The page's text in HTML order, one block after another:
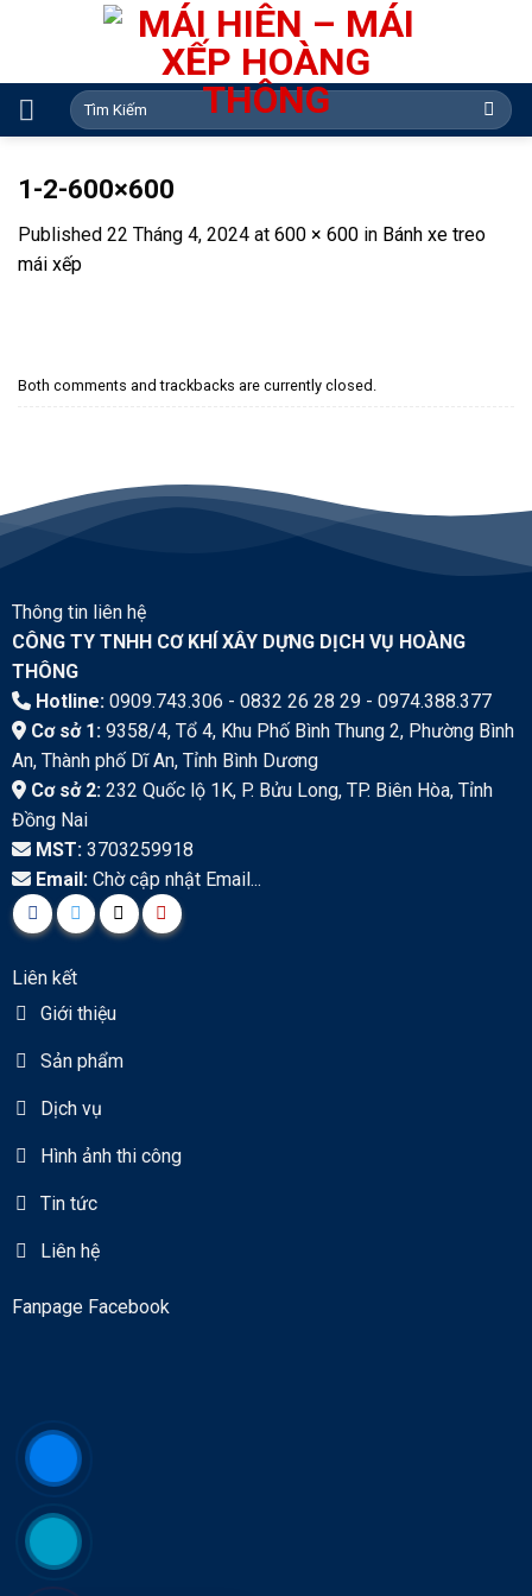
Search
for:
1-2-600×600
Published 22 Tháng 4, 2024 at 600 × 600 in Bánh xe treo
mái xếp
Both comments and trackbacks are currently closed.
Thông tin liên hệ
CÔNG TY TNHH CƠ KHÍ XÂY DỰNG DỊCH VỤ HOÀNG
THÔNG
Hotline:0909.743.306 - 0832 26 28 29 - 0974.388.377
Cơ sở 1:9358/4, Tổ 4, Khu Phố Bình Thung 2, Phường Bình
An, Thành phố Dĩ An, Tỉnh Bình Dương
Cơ sở 2:232 Quốc lộ 1K, P. Bửu Long, TP. Biên Hòa, Tỉnh
Đồng Nai
MST:3703259918
Email:Chờ cập nhật Email...
Liên kết
Giới thiệu
Sản phẩm
Dịch vụ
Hình ảnh thi công
Tin tức
Liên hệ
Fanpage Facebook